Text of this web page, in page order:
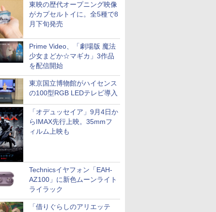
東映の歴代オープニング映像
がカプセルトイに。全5種で8
月下旬発売
Prime Video、「劇場版 魔法
少女まどか☆マギカ」3作品
を配信開始
東京国立博物館がハイセンス
の100型RGB LEDテレビ導入
「オデュッセイア」9月4日か
らIMAX先行上映。35mmフ
ィルム上映も
Technicsイヤフォン「EAH-
AZ100」に新色ムーンライト
ライラック
「借りぐらしのアリエッテ